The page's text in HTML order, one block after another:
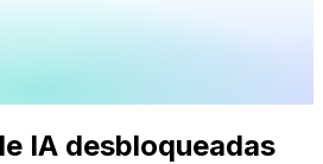
IA desbloqueadas